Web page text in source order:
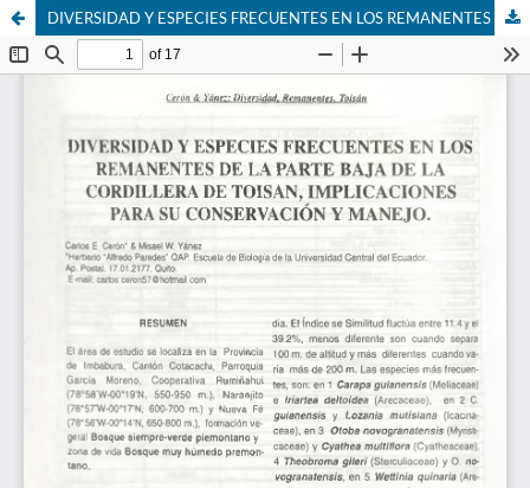
DIVERSIDAD Y ESPECIES FRECUENTES EN LOS REMANENTES DE LA PARTE BAJA DE LA CORDILLERA DE TOISAN, IMPLICACIONES PARA SU CONSERVACIÓN Y MANEJO.